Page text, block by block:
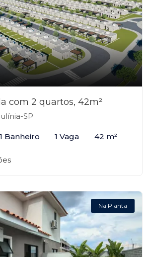
com 2 quartos, 42m²
SP
1 Banheiro 1 Vaga 42 m²
Na Planta